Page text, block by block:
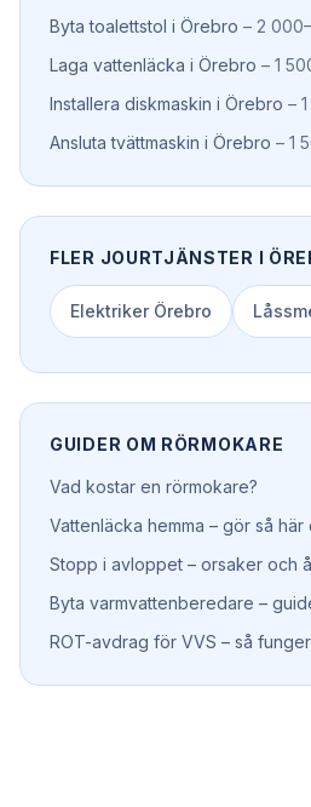
Byta toalettstol i Örebro – 2
Laga vattenläcka i Örebro – 1
Installera diskmaskin i Örebro –
Ansluta tvättmaskin i Örebro – 1
FLER JOURTJÄNSTER I
Elektriker Örebro
GUIDER OM RÖRMOKARE
Vad kostar en rörmokare?
Vattenläcka hemma – gör så här
Stopp i avloppet – orsaker och
Byta varmvattenberedare –
ROT-avdrag för VVS – så